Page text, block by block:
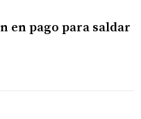
en pago para saldar